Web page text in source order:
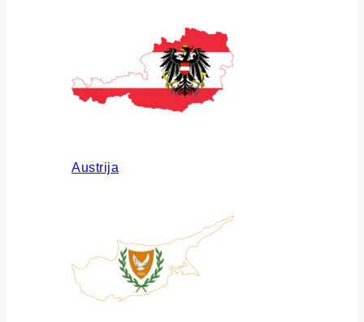
Austrija